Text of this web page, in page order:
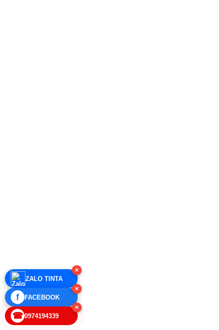
×
ZALO TINTA
×
f FACEBOOK
×
☎ 0974194339